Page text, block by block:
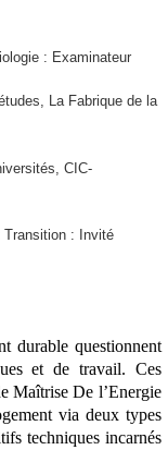
: Examinateur
La Fabrique de la
CIC-
Transition : Invité
durable questionnent
et de travail. Ces
Maîtrise De l’Energie
via deux types
techniques incarnés